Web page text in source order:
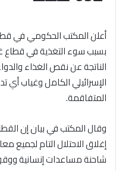
أعلن المكتب الحكومي في
الإسرائيلي الكامل وغياب أي
المتفاقمة.